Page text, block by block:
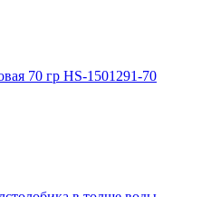
70 гр HS-1501291-70